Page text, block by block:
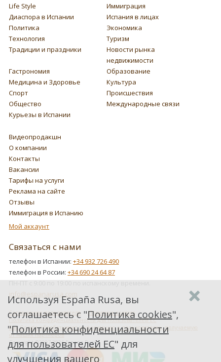
Life Style
Иммиграция
Диаспора в Испании
Испания в лицах
Политика
Экономика
Технология
Туризм
Традиции и праздники
Новости рынка
недвижимости
Гастрономия
Образование
Медицина и Здоровье
Культура
Спорт
Происшествия
Общество
Международные связи
Курьезы в Испании
Видеопродакшн
О компании
Контакты
Вакансии
Тарифы на услуги
Реклама на сайте
Отзывы
Иммиграция в Испанию
Мой аккаунт
Связаться с нами
телефон в Испании: +34 932 726 490
телефон в России: +34 690 24 64 87
ПН-ПТ с 9:00 по 19:00 по испанскому времени.
info@espanarusa.com
Соглашение пользователя
Политика cookies
Политика конфиденциальности для пользователей ЕС
Как Google обрабатывает информацию о пользователях, получаемую
от наших партнеров
Copyright ©2007-2026 Espana Rusa
Используя España Rusa, вы
соглашаетесь с "Политика cookies",
"Политика конфиденциальности
для пользователей ЕС" для
улучшения вашего